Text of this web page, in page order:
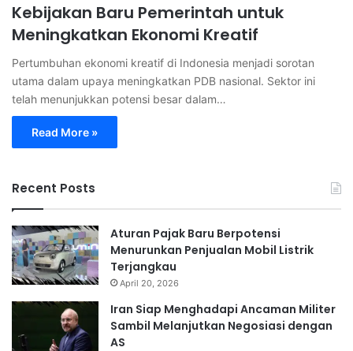
Kebijakan Baru Pemerintah untuk
Meningkatkan Ekonomi Kreatif
Pertumbuhan ekonomi kreatif di Indonesia menjadi sorotan
utama dalam upaya meningkatkan PDB nasional. Sektor ini
telah menunjukkan potensi besar dalam…
Read More »
Recent Posts
Aturan Pajak Baru Berpotensi
Menurunkan Penjualan Mobil Listrik
Terjangkau
April 20, 2026
Iran Siap Menghadapi Ancaman Militer
Sambil Melanjutkan Negosiasi dengan
AS